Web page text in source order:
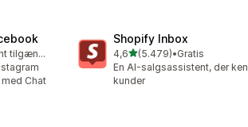
Gratis abonnement tilgængeligt
Chat
Shopify Inbox
4,6ud af 5 stjerner
(5.479)
5479 anmeldelser i alt
•Gratis
En AI-salgsassistent, der
kunder